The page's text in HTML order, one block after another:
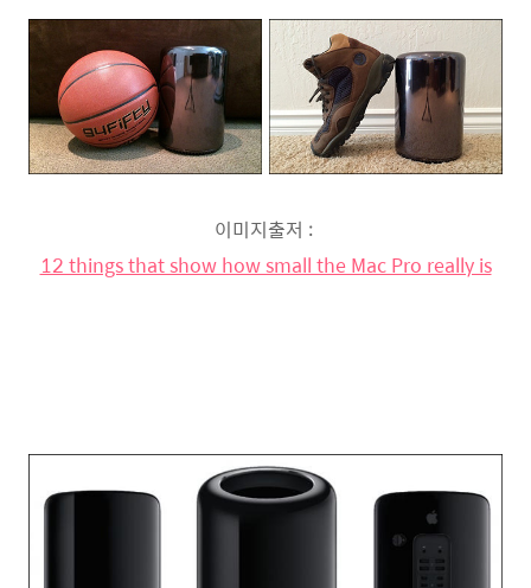
이미지출저 :
12 things that show how small the Mac Pro really is